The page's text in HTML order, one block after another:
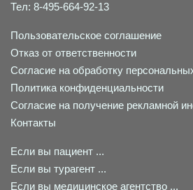
Тел: 8-495-664-92-13
Пользовательское соглашение
Отказ от ответственности
Согласие на обработку
Политика конфиденциальности
Согласие на получение рекламной
Контакты
Если вы пациент ...
Если вы турагент ...
Если вы медицинское агентство ...